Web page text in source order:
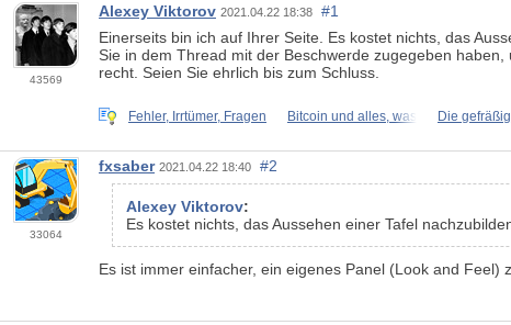
43569
Alexey Viktorov 2021.04.22 18:38
#1
Einerseits bin ich auf Ihrer Seite. Es kostet nichts, das
Sie in dem Thread mit der Beschwerde zugegeben
recht. Seien Sie ehrlich bis zum Schluss.
Fehler, Irrtümer, Fragen Bitcoin und alles, was Die
33064
fxsaber 2021.04.22 18:40 #2
Alexey Viktorov:
Es kostet nichts, das Aussehen einer Tafel
Es ist immer einfacher, ein eigenes Panel (Look and